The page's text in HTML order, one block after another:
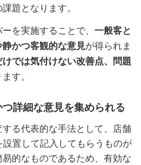
題となります。
を実施することで、 一般客と
かつ客観的な意見が得られま
では気付けない改善点、問題
す。
詳細な意見を集められる
る代表的な手法として、店舗
設置して記入してもらうものが
的なものであるため、有効な